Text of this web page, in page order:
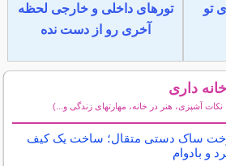
تو
تورهای داخلی و خارجی لحظه
آخری رو از دست نده
داری
آشپزی، هنر در خانه، مهارتهای زندگی و...)
ساک دستی متقال؛ ساخت یک کیف
و بادوام